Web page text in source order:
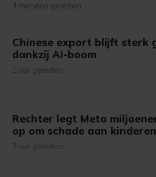
4 minuten geleden
Chinese export blijft sterk
dankzij AI-boom
1 uur geleden
Rechter legt Meta
op om schade aan kinderen
3 uur geleden